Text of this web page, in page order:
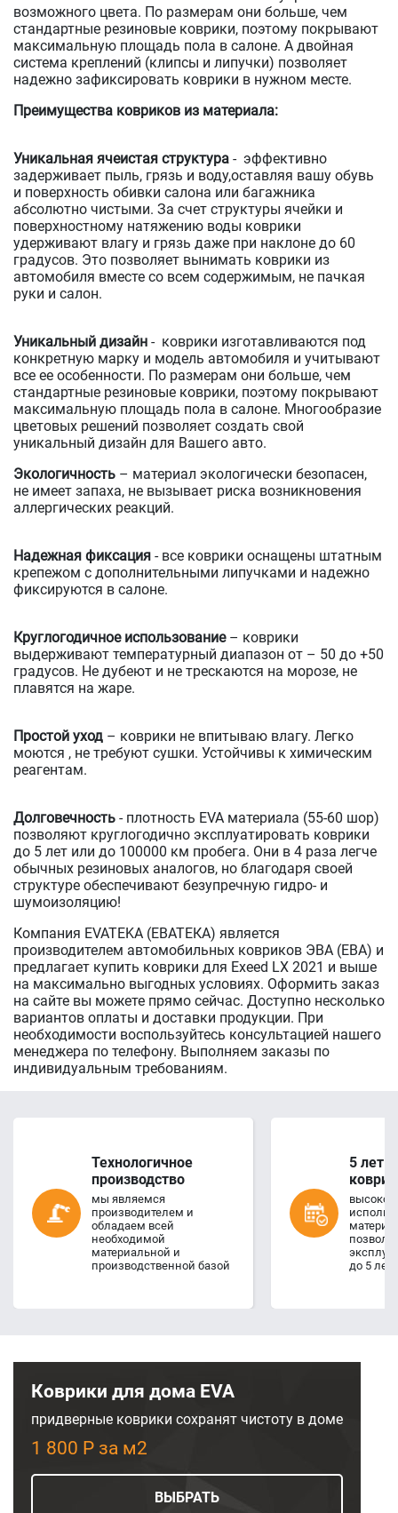
возможного цвета. По размерам они больше, чем
стандартные резиновые коврики, поэтому покрывают
максимальную площадь пола в салоне. А двойная
система креплений (клипсы и липучки) позволяет
надежно зафиксировать коврики в нужном месте.
Преимущества ковриков из материала:
Уникальная ячеистая структура - эффективно
задерживает пыль, грязь и воду,оставляя вашу обувь
и поверхность обивки салона или багажника
абсолютно чистыми. За счет структуры ячейки и
поверхностному натяжению воды коврики
удерживают влагу и грязь даже при наклоне до 60
градусов. Это позволяет вынимать коврики из
автомобиля вместе со всем содержимым, не пачкая
руки и салон.
Уникальный дизайн - коврики изготавливаются под
конкретную марку и модель автомобиля и учитывают
все ее особенности. По размерам они больше, чем
стандартные резиновые коврики, поэтому покрывают
максимальную площадь пола в салоне. Многообразие
цветовых решений позволяет создать свой
уникальный дизайн для Вашего авто.
Экологичность – материал экологически безопасен,
не имеет запаха, не вызывает риска возникновения
аллергических реакций.
Надежная фиксация - все коврики оснащены штатным
крепежом с дополнительными липучками и надежно
фиксируются в салоне.
Круглогодичное использование– коврики
выдерживают температурный диапазон от – 50 до +50
градусов. Не дубеют и не трескаются на морозе, не
плавятся на жаре.
Простой уход – коврики не впитываю влагу. Легко
моются , не требуют сушки. Устойчивы к химическим
реагентам.
Долговечность - плотность EVA материала (55-60 шор)
позволяют круглогодично эксплуатировать коврики
до 5 лет или до 100000 км пробега. Они в 4 раза легче
обычных резиновых аналогов, но благодаря своей
структуре обеспечивают безупречную гидро- и
шумоизоляцию!
Компания EVATEKA (ЕВАТЕКА) является
производителем автомобильных ковриков ЭВА (ЕВА) и
предлагает купить коврики для Exeed LX 2021 и выше
на максимально выгодных условиях. Оформить заказ
на сайте вы можете прямо сейчас. Доступно несколько
вариантов оплаты и доставки продукции. При
необходимости воспользуйтесь консультацией нашего
менеджера по телефону. Выполняем заказы по
индивидуальным требованиям.
Технологичное
производство
мы являемся
производителем и
обладаем всей
необходимой
материальной и
производственной базой
5 лет
высокое
до 5 лет
Коврики для дома EVA
придверные коврики сохранят чистоту в доме
1 800 Р за м2
ВЫБРАТЬ